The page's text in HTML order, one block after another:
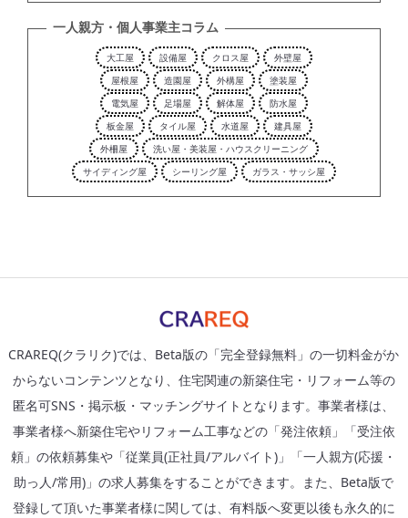
一人親方・個人事業主コラム
大工屋 設備屋 クロス屋
外壁屋
屋根屋
造園屋 外構屋
塗装屋
電気屋
足場屋 解体屋
防水屋
板金屋
タイル屋 水道屋
建具屋
外柵屋
洗い屋・美装屋・ハウスクリーニング
サイディング屋
シーリング屋 ガラス・サッシ屋
CRAREQ(クラリク)では、Beta版の「完全登録無料」の一切料金がか
からないコンテンツとなり、住宅関連の新築住宅・リフォーム等の
匿名可SNS・掲示板・マッチングサイトとなります。事業者様は、
事業者様へ新築住宅やリフォーム工事などの「発注依頼」「受注依
頼」の依頼募集や「従業員(正社員/アルバイト)」「一人親方(応援・
助っ人/常用)」の求人募集をすることができます。また、Beta版で
登録して頂いた事業者様に関しては、有料版へ変更以後も永久的に